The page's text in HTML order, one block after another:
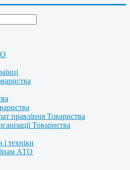
правління Товариства
Товариства
техніки
АТО